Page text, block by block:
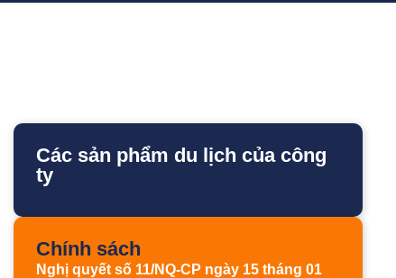
Các sản phẩm du lịch của công
ty
Chính sách
Nghị quyết số 11/NQ-CP ngày 15 tháng 01